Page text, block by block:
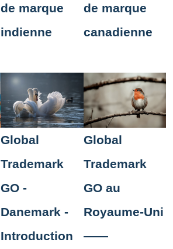
de marque
indienne
de marque
canadienne
Global
Trademark
GO -
Danemark -
Introduction
Global
Trademark
GO au
Royaume-Uni
——